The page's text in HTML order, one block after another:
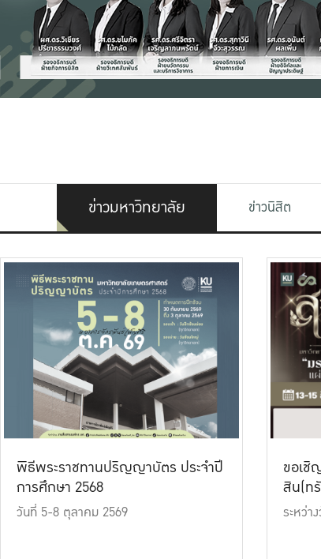
ข่าวมหาวิทยาลัย ข่าวนิสิต
พิธีพระราชทานปริญญาบัตร ประจำปี
การศึกษา 2568
วันที่ 5-8 ตุลาคม 2569
ขอเชิ
สิน(ท
ระหว่า